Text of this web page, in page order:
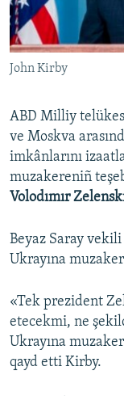
Русский
Українською
RFE/RS bütün
John Kirby
ABD Milliy
ve Moskva
imkânlarını
muzakereniñ
Volodımır
Beyaz Saray vekili
Ukrayına
«Tek prezident
etecekmi, ne
Ukrayına
qayd etti Kirby.